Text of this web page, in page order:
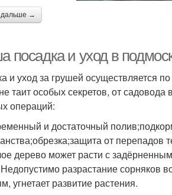
дальше →
посадка и уход в
и уход за грушей осуществляется
таит особых секретов, от
операций:
и достаточный
от перепадов
дерево может расти с
разрастание сорняков
угнетает развитие растения.